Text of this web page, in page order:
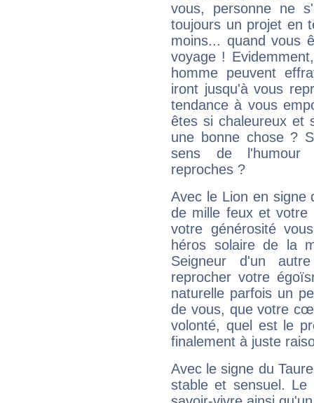
vous, personne ne
toujours un projet en
moins... quand vous
voyage !
homme peuvent
iront jusqu'à vous
tendance à vous
êtes si chaleureux et
une bonne chose ?
sens de l'humour
reproches ?
Avec le Lion en signe
de mille feux et votre
votre générosité
héros solaire de la
Seigneur d'un
reprocher votre
naturelle parfois un
de vous, que votre
volonté, quel est le
finalement à juste
Avec le signe du
stable et sensuel.